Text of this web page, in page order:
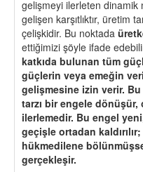
gelişmeyi ilerleten dinamik
gelişen karşıtlıktır, üretim
çelişkidir. Bu noktada
ettiğimizi şöyle ifade
katkıda bulunan tüm
güçlerin veya emeğin
gelişmesine izin verir. Bu
tarzı bir engele
ilerlemedir. Bu engel
geçişle ortadan
hükmedilene
gerçekleşir.